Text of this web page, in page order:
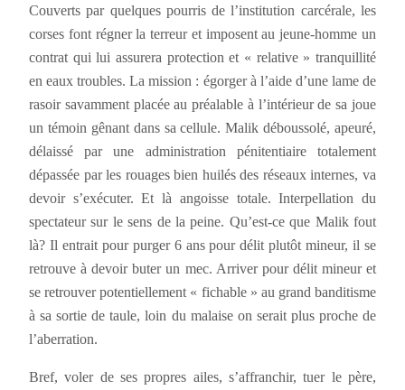
Couverts par quelques pourris de l’institution carcérale, les
corses font régner la terreur et imposent au jeune-homme un
contrat qui lui assurera protection et « relative » tranquillité
en eaux troubles. La mission : égorger à l’aide d’une lame de
rasoir savamment placée au préalable à l’intérieur de sa joue
un témoin gênant dans sa cellule. Malik déboussolé, apeuré,
délaissé par une administration pénitentiaire totalement
dépassée par les rouages bien huilés des réseaux internes, va
devoir s’exécuter. Et là angoisse totale. Interpellation du
spectateur sur le sens de la peine. Qu’est-ce que Malik fout
là? Il entrait pour purger 6 ans pour délit plutôt mineur, il se
retrouve à devoir buter un mec. Arriver pour délit mineur et
se retrouver potentiellement « fichable » au grand banditisme
à sa sortie de taule, loin du malaise on serait plus proche de
l’aberration.
Bref, voler de ses propres ailes, s’affranchir, tuer le père,